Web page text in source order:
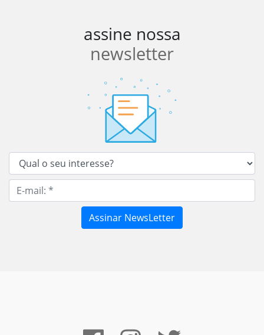
assine nossa
newsletter